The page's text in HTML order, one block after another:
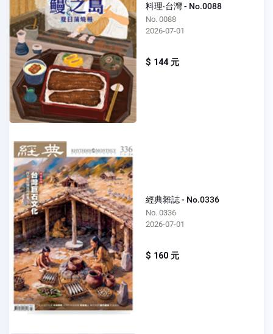
料理‧台灣 - No.0088
No. 0088
2026-07-01
$ 144 元
經典雜誌 - No.0336
No. 0336
2026-07-01
$ 160 元